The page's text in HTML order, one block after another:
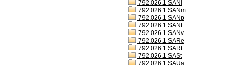
792.026.1 SANl
792.026.1 SANm
792.026.1 SANp
792.026.1 SANt
792.026.1 SANv
792.026.1 SARe
792.026.1 SARt
792.026.1 SASt
792.026.1 SAUa